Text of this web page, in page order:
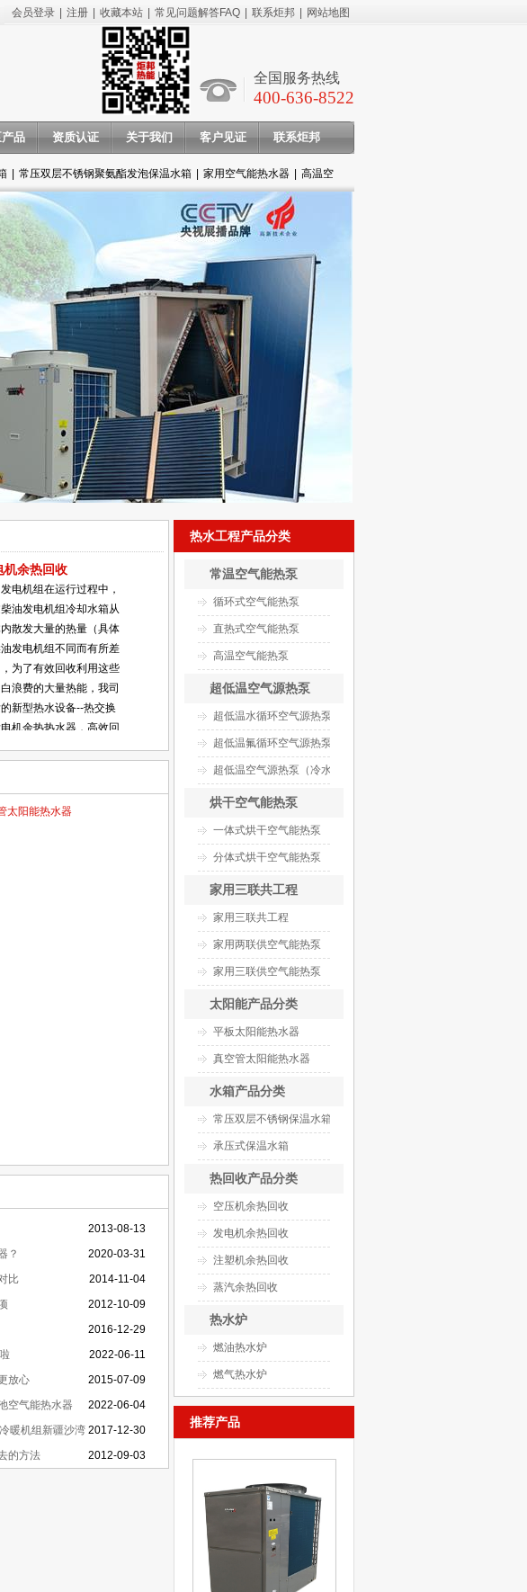
会员登录 注册 收藏本站 常见问题解答FAQ 联系炬邦 网站地图
全国服务热线
400-636-8522
品 资质认证 关于我们 客户见证 联系炬邦
常压双层不锈钢聚氨酯发泡保温水箱 家用空气能热水器
高温空
机余热回收
电机组在运行过程中，
油发电机组冷却水箱从
散发大量的热量（具体
油发电机组不同而有所差
为了有效回收利用这些
浪费的大量热能，我司
新型热水设备--热交换
机余热热水器，高效回
柴油发电机体排放的废
耗费用，经济效率显
太阳能热水器
2013-08-13
2020-03-31
？
2014-11-04
比
2012-10-09
2016-12-29
2022-06-11
2015-07-09
放心
2022-06-04
空气能热水器
2017-12-30
暖机组新疆沙湾
2012-09-03
的方法
热水工程产品分类
常温空气能热泵
循环式空气能热泵
直热式空气能热泵
高温空气能热泵
超低温空气源热泵
超低温水循环空气源热泵
超低温氟循环空气源热泵
超低温空气源热泵（冷水）机组
烘干空气能热泵
一体式烘干空气能热泵
分体式烘干空气能热泵
家用三联共工程
家用三联共工程
家用两联供空气能热泵
家用三联供空气能热泵
太阳能产品分类
平板太阳能热水器
真空管太阳能热水器
水箱产品分类
常压双层不锈钢保温水箱
承压式保温水箱
热回收产品分类
空压机余热回收
发电机余热回收
注塑机余热回收
蒸汽余热回收
热水炉
燃油热水炉
燃气热水炉
推荐产品